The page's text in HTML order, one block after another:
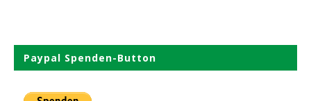
Paypal Spenden-Button